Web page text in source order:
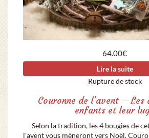
64.00€
Lire la suite
Rupture de stock
Couronne de l’avent – Les
enfants et leur
Selon la tradition, les 4 bougies de
l’avent vous mèneront vers Noël.